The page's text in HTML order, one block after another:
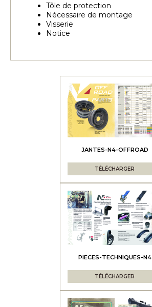
Tôle de protection
Nécessaire de montage
Visserie
Notice
JANTES-N4-OFFROAD
TÉLÉCHARGER
PIECES-TECHNIQUES-N4
TÉLÉCHARGER